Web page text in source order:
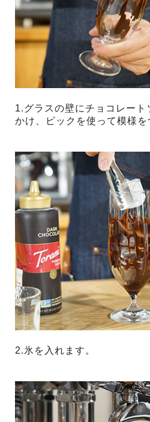
1.グラスの壁にチョコレート
かけ、ピックを使って模様を
2.氷を入れます。